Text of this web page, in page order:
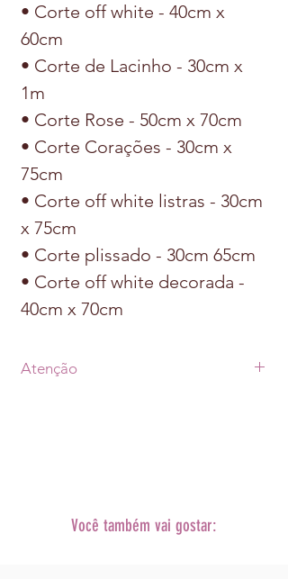
• Corte off white - 40cm x
60cm
• Corte de Lacinho - 30cm x
1m
• Corte Rose - 50cm x 70cm
• Corte Corações - 30cm x
75cm
• Corte off white listras - 30cm
x 75cm
• Corte plissado - 30cm 65cm
• Corte off white decorada -
40cm x 70cm
Atenção
de tonalidade conforme cada monitor.
Você também vai gostar: